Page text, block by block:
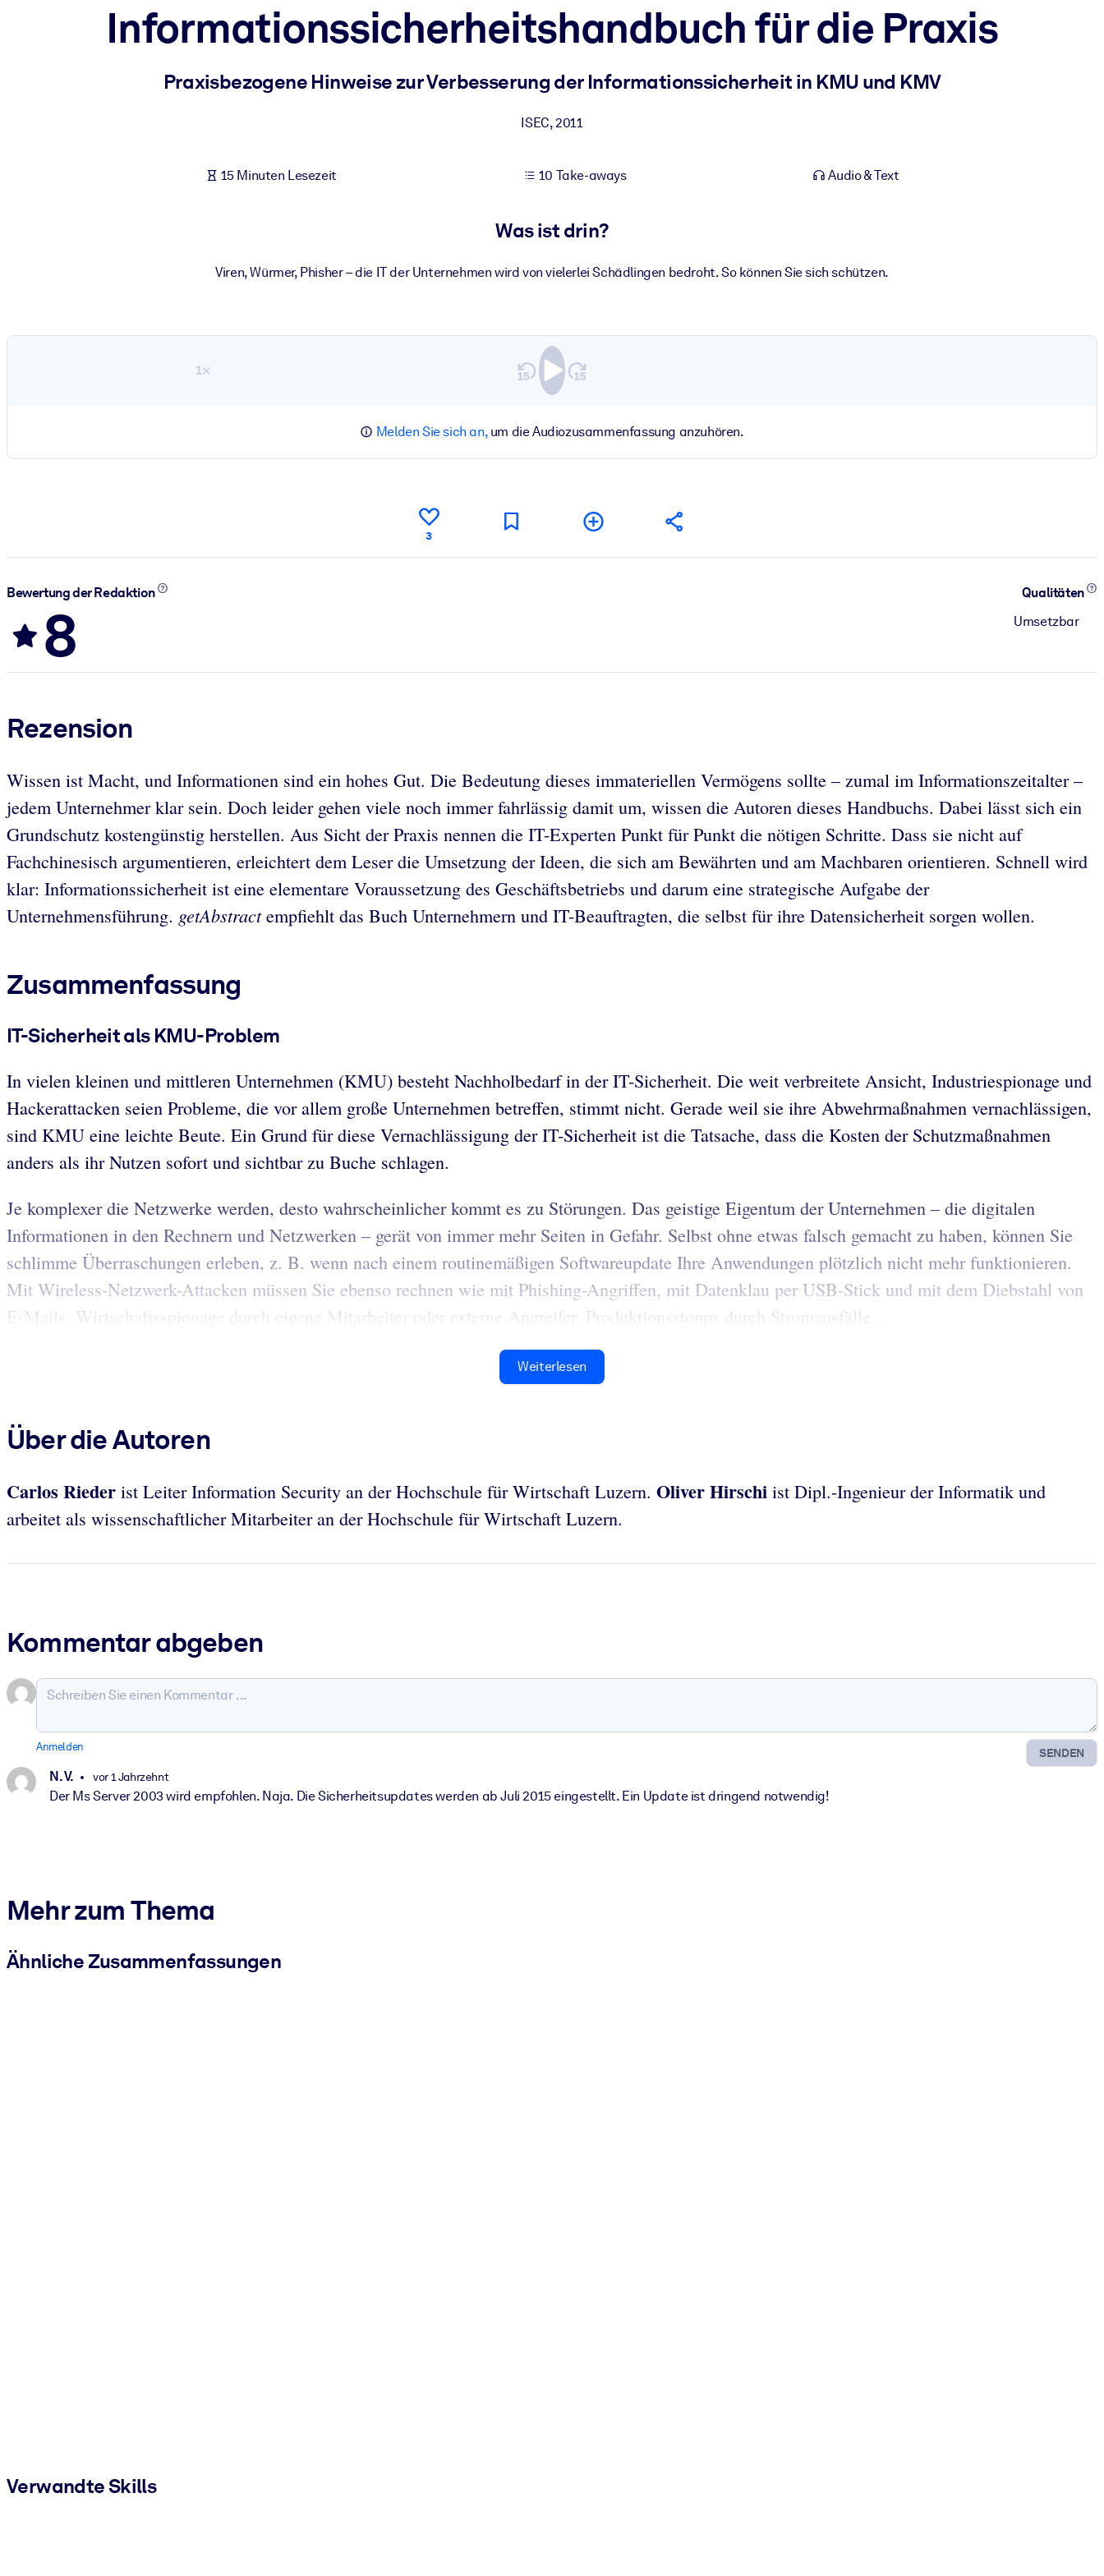
Für Unternehmensbibliotheken
Bereichern Sie Ihre Unternehmensbibliothek mit vertrauenswürdigem, praxisnahem Business-Wissen.
Nutzen Sie verlässliches, strukturiertes Wissen, um die Ergebnisse Ihrer KI-Systeme zu optimieren.
Informationssicherheitshandbuch für die Praxis
Praxisbezogene Hinweise zur Verbesserung der Informationssicherheit in KMU und KMV
ISEC,2011
15 Minuten Lesezeit 10 Take-aways Audio & Text
Was ist drin?
Viren, Würmer, Phisher – die IT der Unternehmen wird von vielerlei Schädlingen bedroht. So können Sie sich schützen.
1×
Melden Sie sich an,um die Audiozusammenfassung anzuhören.
3
Bewertung der Redaktion
8
Qualitäten
Umsetzbar
Rezension
Wissen ist Macht, und Informationen sind ein hohes Gut. Die Bedeutung dieses immateriellen Vermögens sollte – zumal im Informationszeitalter –
jedem Unternehmer klar sein. Doch leider gehen viele noch immer fahrlässig damit um, wissen die Autoren dieses Handbuchs. Dabei lässt sich ein
Grundschutz kostengünstig herstellen. Aus Sicht der Praxis nennen die IT-Experten Punkt für Punkt die nötigen Schritte. Dass sie nicht auf
Fachchinesisch argumentieren, erleichtert dem Leser die Umsetzung der Ideen, die sich am Bewährten und am Machbaren orientieren. Schnell wird
klar: Informationssicherheit ist eine elementare Voraussetzung des Geschäftsbetriebs und darum eine strategische Aufgabe der
Unternehmensführung. getAbstractempfiehlt das Buch Unternehmern und IT-Beauftragten, die selbst für ihre Datensicherheit sorgen wollen.
Zusammenfassung
IT-Sicherheit als KMU-Problem
In vielen kleinen und mittleren Unternehmen (KMU) besteht Nachholbedarf in der IT-Sicherheit. Die weit verbreitete Ansicht, Industriespionage und
Hackerattacken seien Probleme, die vor allem große Unternehmen betreffen, stimmt nicht. Gerade weil sie ihre Abwehrmaßnahmen vernachlässigen,
sind KMU eine leichte Beute. Ein Grund für diese Vernachlässigung der IT-Sicherheit ist die Tatsache, dass die Kosten der Schutzmaßnahmen
anders als ihr Nutzen sofort und sichtbar zu Buche schlagen.
Je komplexer die Netzwerke werden, desto wahrscheinlicher kommt es zu Störungen. Das geistige Eigentum der Unternehmen – die digitalen
Informationen in den Rechnern und Netzwerken – gerät von immer mehr Seiten in Gefahr. Selbst ohne etwas falsch gemacht zu haben, können Sie
schlimme Überraschungen erleben, z. B. wenn nach einem routinemäßigen Softwareupdate Ihre Anwendungen plötzlich nicht mehr funktionieren.
Mit Wireless-Netzwerk-Attacken müssen Sie ebenso rechnen wie mit Phishing-Angriffen, mit Datenklau per USB-Stick und mit dem Diebstahl von
E-Mails. Wirtschaftsspionage durch eigene Mitarbeiter oder externe Angreifer, Produktionsstopps durch Stromausfälle...
Weiterlesen
Über die Autoren
Carlos Rieder ist Leiter Information Security an der Hochschule für Wirtschaft Luzern. Oliver Hirschi ist Dipl.-Ingenieur der Informatik und
arbeitet als wissenschaftlicher Mitarbeiter an der Hochschule für Wirtschaft Luzern.
Kommentar abgeben
SENDEN
Anmelden
N. V. vor 1 Jahrzehnt
Der Ms Server 2003 wird empfohlen. Naja. Die Sicherheitsupdates werden ab Juli 2015 eingestellt. Ein Update ist dringend notwendig!
Mehr zum Thema
Ähnliche Zusammenfassungen
Verwandte Skills